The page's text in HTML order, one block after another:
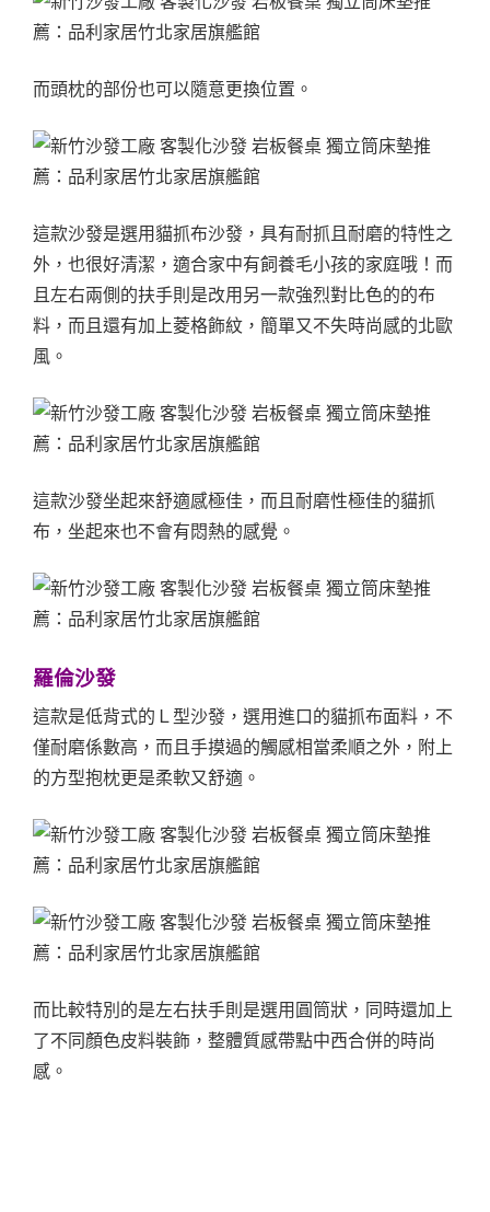
而頭枕的部份也可以隨意更換位置。
這款沙發是選用貓抓布沙發，具有耐抓且耐磨的特性之
外，也很好清潔，適合家中有飼養毛小孩的家庭哦！而
且左右兩側的扶手則是改用另一款強烈對比色的的布
料，而且還有加上菱格飾紋，簡單又不失時尚感的北歐
風。
這款沙發坐起來舒適感極佳，而且耐磨性極佳的貓抓
布，坐起來也不會有悶熱的感覺。
羅倫沙發
這款是低背式的Ｌ型沙發，選用進口的貓抓布面料，不
僅耐磨係數高，而且手摸過的觸感相當柔順之外，附上
的方型抱枕更是柔軟又舒適。
而比較特別的是左右扶手則是選用圓筒狀，同時還加上
了不同顏色皮料裝飾，整體質感帶點中西合併的時尚
感。